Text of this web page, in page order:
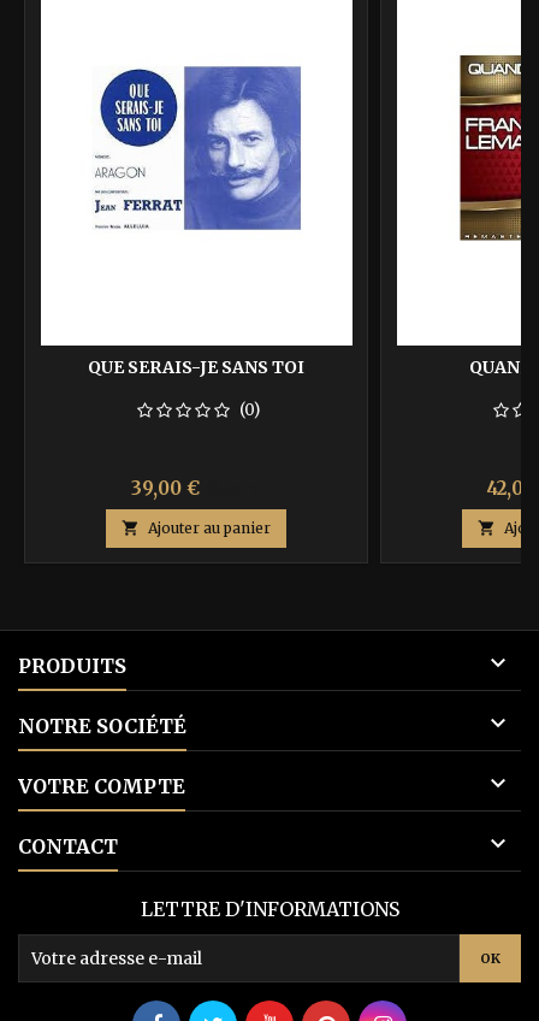
QUE SERAIS-JE SANS TOI
(0)
Prix
39,00 €
base
 Ajouter au panier
QUAND
Prix

PRODUITS 
NOTRE SOCIÉTÉ 
VOTRE COMPTE 
CONTACT 
LETTRE D'INFORMATIONS